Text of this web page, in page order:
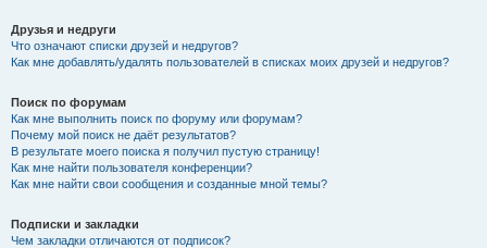
Друзья и недруги
Что означают списки друзей и недругов?
Как мне добавлять/удалять пользователей в списках моих друзей и недругов?
Поиск по форумам
Как мне выполнить поиск по форуму или форумам?
Почему мой поиск не даёт результатов?
В результате моего поиска я получил пустую страницу!
Как мне найти пользователя конференции?
Как мне найти свои сообщения и созданные мной темы?
Подписки и закладки
Чем закладки отличаются от подписок?